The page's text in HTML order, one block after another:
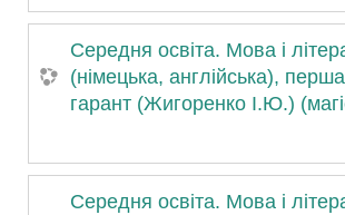
Середня освіта. Мова і
(німецька, англійська),
гарант (Жигоренко І.Ю.)
Середня освіта. Мова і